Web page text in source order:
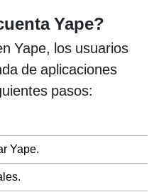
Yape?
Yape, los usuarios
de aplicaciones
pasos:
Yape.